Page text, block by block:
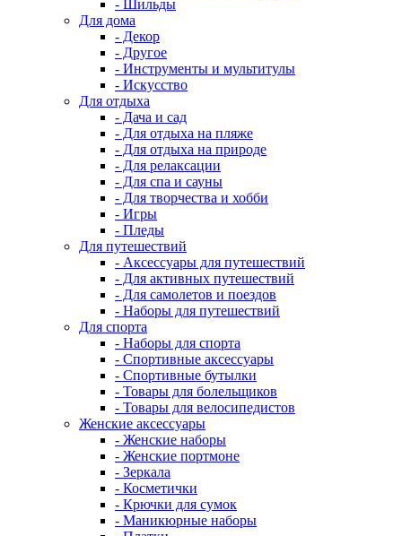
- Шильды
Для дома
- Декор
- Другое
- Инструменты и мультитулы
- Искусство
Для отдыха
- Дача и сад
- Для отдыха на пляже
- Для отдыха на природе
- Для релаксации
- Для спа и сауны
- Для творчества и хобби
- Игры
- Пледы
Для путешествий
- Аксессуары для путешествий
- Для активных путешествий
- Для самолетов и поездов
- Наборы для путешествий
Для спорта
- Наборы для спорта
- Спортивные аксессуары
- Спортивные бутылки
- Товары для болельщиков
- Товары для велосипедистов
Женские аксессуары
- Женские наборы
- Женские портмоне
- Зеркала
- Косметички
- Крючки для сумок
- Маникюрные наборы